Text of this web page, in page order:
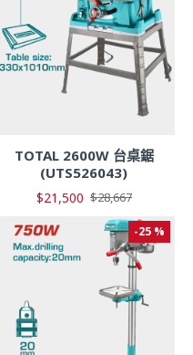
TOTAL 2600W 台桌鋸
(UTS526043)
$21,500 $28,667
-25 %